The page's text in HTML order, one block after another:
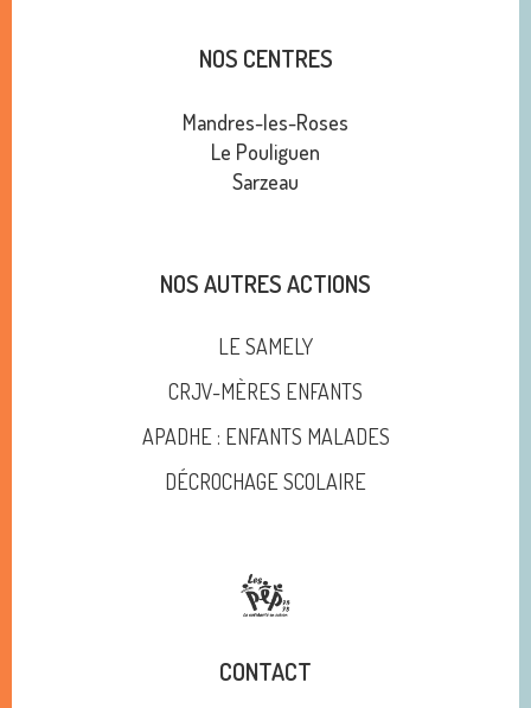
NOS CENTRES
Mandres-les-Roses
Le Pouliguen
Sarzeau
NOS AUTRES ACTIONS
LE SAMELY
CRJV-MÈRES ENFANTS
APADHE : ENFANTS MALADES
DÉCROCHAGE SCOLAIRE
CONTACT